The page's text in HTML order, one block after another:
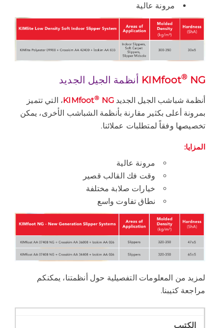
مرونة عالية
KIMfoot® NG أنظمة الجيل الجديد
أنظمة شباشب الجيل الجديد KIMfoot® NG
، التي تتميز
بمرونة أعلى بكثير مقارنة بأنظمة الشباشب الأخرى، يمكن
تخصيصها وفقاً لمتطلبات عملائنا.
المزايا:
مرونة عالية
وقت فك القالب قصير
خيارات صلابة مختلفة
نطاق تفاوت واسع
لمزيد من المعلومات التفصيلية حول أنظمتنا، يمكنكم
مراجعة كتيبنا.
الكتيب